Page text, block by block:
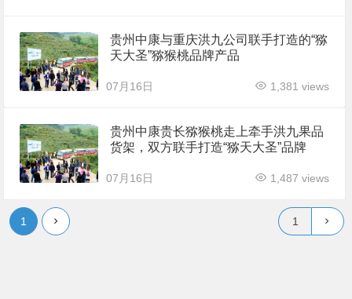
贵州中康与重庆洪九公司联手打造的“猕
天大圣”猕猴桃品牌产品
07月16日 1,381 views
贵州中康贵长猕猴桃走上牵手洪九果品
货架，双方联手打造“猕天大圣”品牌
07月16日 1,487 views
1